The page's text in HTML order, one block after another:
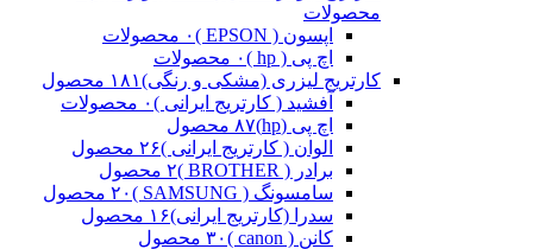
محصولات
اپسون ( EPSON )
۰ محصولات
اچ پی ( hp )
۰ محصولات
کارتریج لیزری (مشکی و رنگی)۱۸۱ محصول
آفشید ( کارتریج ایرانی )۰ محصولات
اچ پی (hp)
۸۷ محصول
الوان ( کارتریج ایرانی )۲۶ محصول
برادر ( BROTHER )
۲ محصول
سامسونگ ( SAMSUNG )
۲۰ محصول
سدرا (کارتریج ایرانی)۱۶ محصول
کانن ( canon )
۳۰ محصول